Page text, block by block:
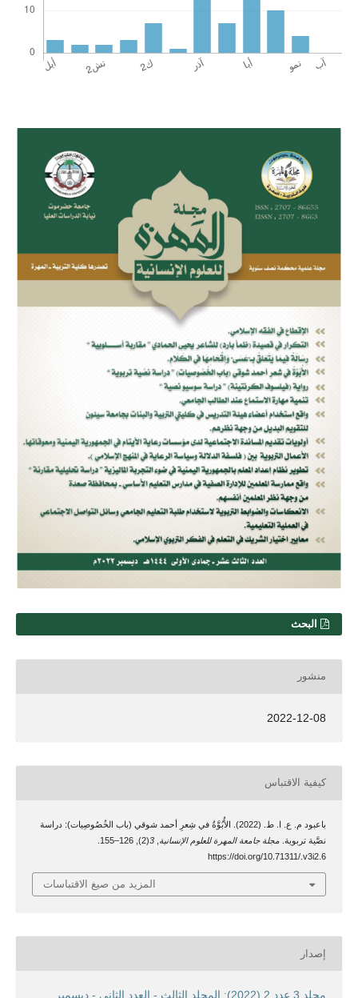
البحث
منشور
2022-12-08
كيفية الاقتباس
باعبود م. ع. ا. ط. (2022). الأُبُوَّةُ في شِعرِ أحمد شوقي (باب الخُصُوصِيات): دراسة
نصَّية تربوية. مجلة جامعة المهرة للعلوم الإنسانية 3
https://doi.org/10.71311/.v3i2.6
المزيد من صيغ الاقتباسات
إصدار
مجلد 3 عدد 2 (2022): المجلد الثالث - العدد الثاني - ديسمبر